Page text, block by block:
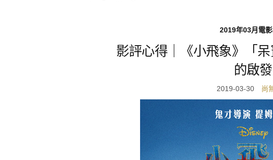
2019年03月電
影評心得｜《小飛象》「
的啟發
2019-03-30 尚